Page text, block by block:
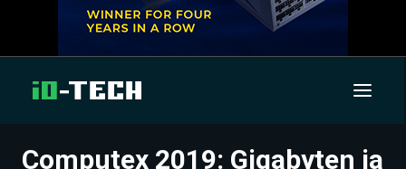
Computex 2019: Gigabyten ja